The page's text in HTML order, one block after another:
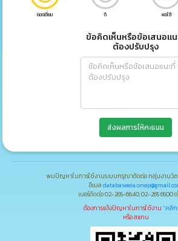
ยอดเยี่ยม ดี พอใช้
ข้อคิดเห็นหรือข้อเสนอแน
ต้องปรับปรุง
ส่งผลการให้คะแนน
พบปัญหาในการใช้งานระบบกรุณาติดต่อ กลุ่มงานวิช
อีเมล
เบอร์ติดต่อ 02-265-6640, 02-265 6500 ต่
ต้องการแจ้งปัญหาในการใช้งาน "คลิ
หรือ สแกน